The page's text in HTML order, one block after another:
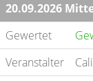
20.09.2026
Gewertet
Veranstalter